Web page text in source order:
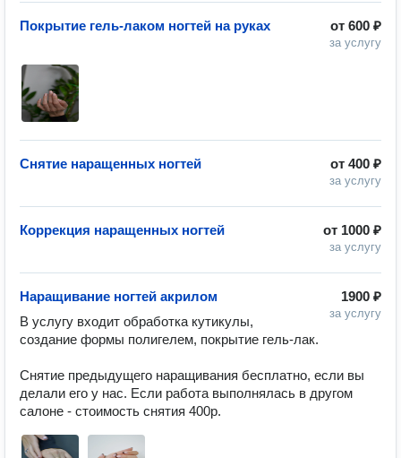
от 600 ₽
за услугу
Покрытие гель-лаком ногтей на руках
от 400 ₽
за услугу
Снятие наращенных ногтей
от 1000 ₽
за услугу
Коррекция наращенных ногтей
1900 ₽
за услугу
Наращивание ногтей акрилом
В услугу входит обработка кутикулы,
создание формы полигелем, покрытие гель-лак.
Снятие предыдущего наращивания бесплатно, если вы
делали его у нас. Если работа выполнялась в другом
салоне - стоимость снятия 400р.